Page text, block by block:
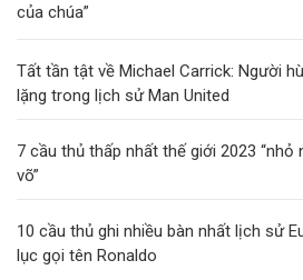
của chúa”
Tất tần tật về Michael Carrick: Người
lặng trong lịch sử Man United
7 cầu thủ thấp nhất thế giới 2023 “nhỏ
võ”
10 cầu thủ ghi nhiều bàn nhất lịch sử
lục gọi tên Ronaldo